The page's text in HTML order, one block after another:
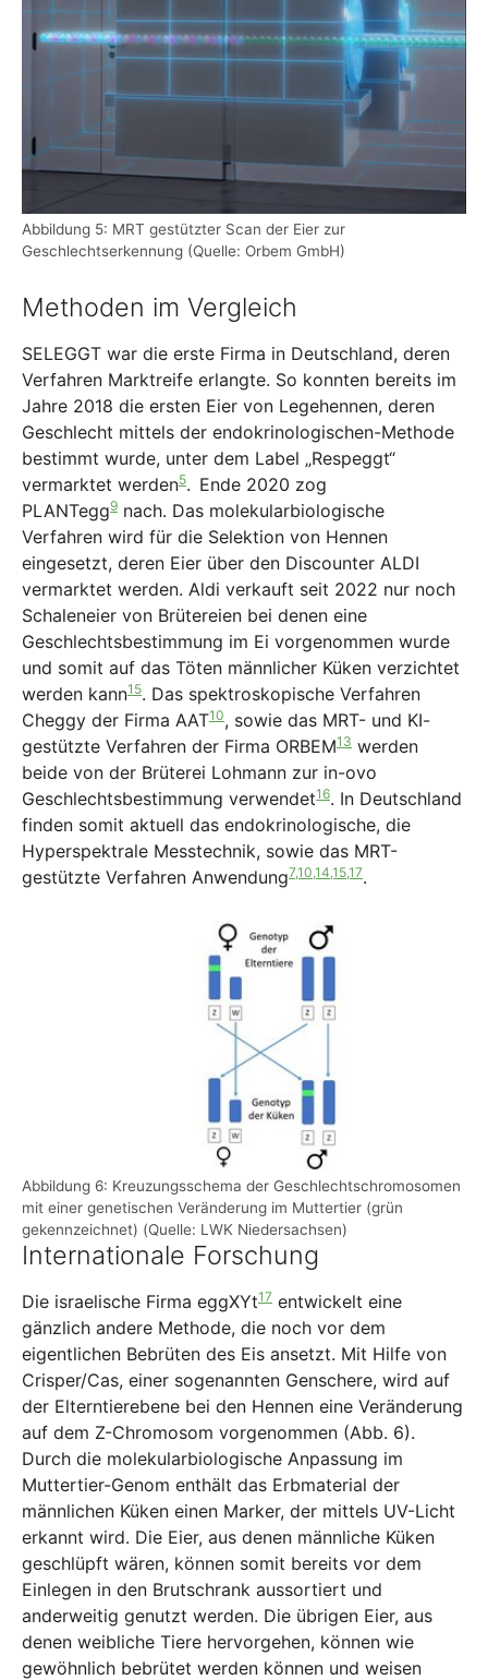
Abbildung 5: MRT gestützter Scan der Eier zur
Geschlechtserkennung (Quelle: Orbem GmbH)
Methoden im Vergleich
SELEGGT war die erste Firma in Deutschland, deren
Verfahren Marktreife erlangte. So konnten bereits im
Jahre 2018 die ersten Eier von Legehennen, deren
Geschlecht mittels der endokrinologischen-Methode
bestimmt wurde, unter dem Label „Respeggt“
vermarktet werden5. Ende 2020 zog
PLANTegg9 nach. Das molekularbiologische
Verfahren wird für die Selektion von Hennen
eingesetzt, deren Eier über den Discounter ALDI
vermarktet werden. Aldi verkauft seit 2022 nur noch
Schaleneier von Brütereien bei denen eine
Geschlechtsbestimmung im Ei vorgenommen wurde
und somit auf das Töten männlicher Küken verzichtet
werden kann15. Das spektroskopische Verfahren
Cheggy der Firma AAT10, sowie das MRT- und KI-
gestützte Verfahren der Firma ORBEM13 werden
beide von der Brüterei Lohmann zur in-ovo
Geschlechtsbestimmung verwendet16. In Deutschland
finden somit aktuell das endokrinologische, die
Hyperspektrale Messtechnik, sowie das MRT-
gestützte Verfahren Anwendung7,10,14,15,17.
Abbildung 6: Kreuzungsschema der Geschlechtschromosomen
mit einer genetischen Veränderung im Muttertier (grün
gekennzeichnet) (Quelle: LWK Niedersachsen)
Internationale Forschung
Die israelische Firma eggXYt17 entwickelt eine
gänzlich andere Methode, die noch vor dem
eigentlichen Bebrüten des Eis ansetzt. Mit Hilfe von
Crisper/Cas, einer sogenannten Genschere, wird auf
der Elterntierebene bei den Hennen eine Veränderung
auf dem Z-Chromosom vorgenommen (Abb. 6).
Durch die molekularbiologische Anpassung im
Muttertier-Genom enthält das Erbmaterial der
männlichen Küken einen Marker, der mittels UV-Licht
erkannt wird. Die Eier, aus denen männliche Küken
geschlüpft wären, können somit bereits vor dem
Einlegen in den Brutschrank aussortiert und
anderweitig genutzt werden. Die übrigen Eier, aus
denen weibliche Tiere hervorgehen, können wie
gewöhnlich bebrütet werden können und weisen